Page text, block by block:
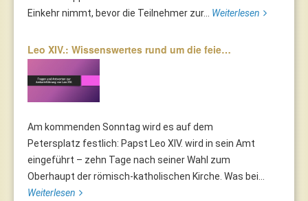
Einkehr nimmt, bevor die Teilnehmer zur... Weiterlesen
Leo XIV.: Wissenswertes rund um die feie…
Am kommenden Sonntag wird es auf dem
Petersplatz festlich: Papst Leo XIV. wird in sein Amt
eingeführt – zehn Tage nach seiner Wahl zum
Oberhaupt der römisch-katholischen Kirche. Was bei...
Weiterlesen